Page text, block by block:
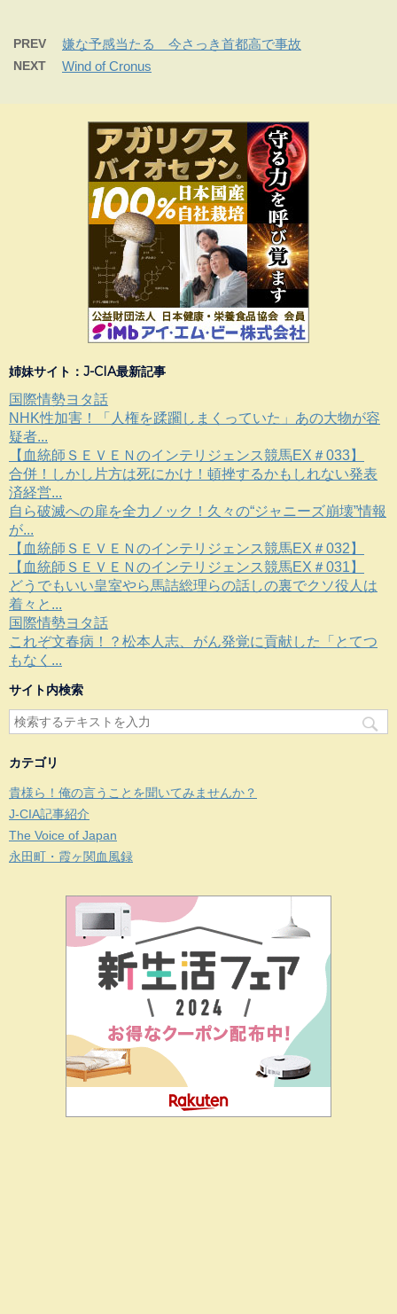
PREV 嫌な予感当たる 今さっき首都高で事故
NEXT Wind of Cronus
姉妹サイト：J-CIA最新記事
国際情勢ヨタ話
NHK性加害！「人権を蹂躙しまくっていた」あの大物が容
疑者...
【血統師ＳＥＶＥＮのインテリジェンス競馬EX＃033】
合併！しかし片方は死にかけ！頓挫するかもしれない発表
済経営...
自ら破滅への扉を全力ノック！久々の“ジャニーズ崩壊”情報
が...
【血統師ＳＥＶＥＮのインテリジェンス競馬EX＃032】
【血統師ＳＥＶＥＮのインテリジェンス競馬EX＃031】
どうでもいい皇室やら馬詰総理らの話しの裏でクソ役人は
着々と...
国際情勢ヨタ話
これぞ文春病！？松本人志、がん発覚に貢献した「とてつ
もなく...
サイト内検索
カテゴリ
貴様ら！俺の言うことを聞いてみませんか？
J-CIA記事紹介
The Voice of Japan
永田町・霞ヶ関血風録